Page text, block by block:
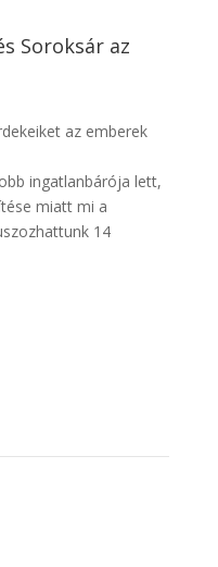
Soroksár az
az emberek
ingatlanbárója lett,
miatt mi a
14